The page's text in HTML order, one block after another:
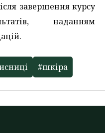
завершення курсу
наданням
#шкіра